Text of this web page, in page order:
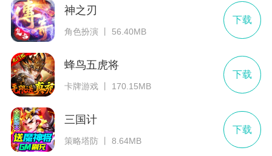
神之刃
角色扮演 丨 56.40MB
下载
蜂鸟五虎将
卡牌游戏 丨 170.15MB
下载
三国计
策略塔防 丨 8.64MB
下载